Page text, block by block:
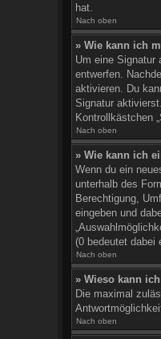
hat.
Nach oben
» Wie kann ich
Um eine Signatur
entwerfen.
aktivieren. Du
Signatur
Kontrollkästchen
Nach oben
» Wie kann ich
Wenn du ein
unterhalb des
Berechtigung,
eingeben und
(0 bedeutet dabei
Nach oben
» Wieso kann
Die maximal
Nach oben